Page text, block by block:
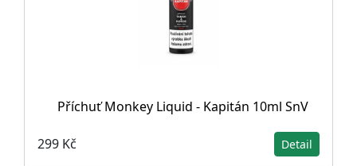
Příchuť Monkey Liquid - Kapitán 10ml SnV
299 Kč Detail